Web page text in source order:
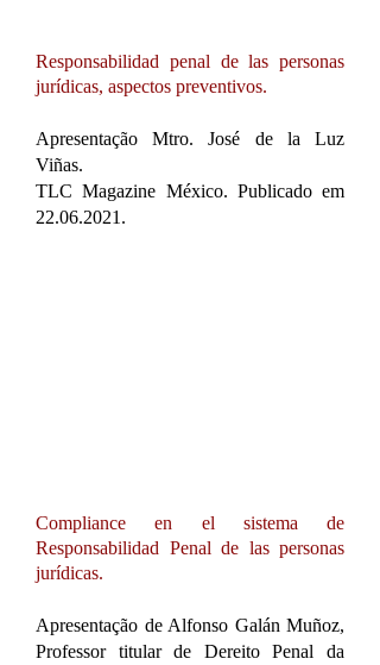
Responsabilidad penal de las personas
jurídicas, aspectos preventivos.
ApresentaçãoMtro. José de la Luz
Viñas.
TLC Magazine México. Publicado em
22.06.2021 .
Compliance en el sistema de
Responsabilidad Penal de las personas
jurídicas.
Apresentação de Alfonso Galán Muñoz,
Professor titular de Dereito Penal da